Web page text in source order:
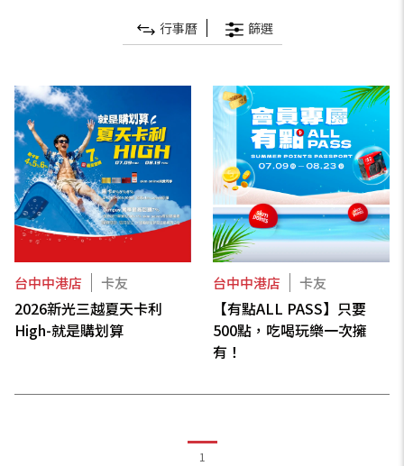
行事曆 篩選
台中中港店 卡友
2026新光三越夏天卡利
High-就是購划算
台中中港店 卡友
【有點ALL PASS】只要
500點，吃喝玩樂一次擁
有！
1